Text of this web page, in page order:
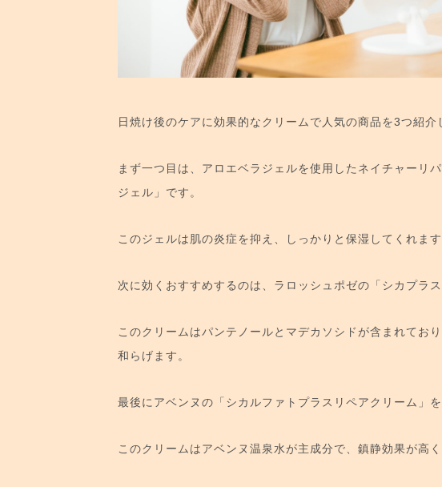
日焼け後のケアに効果的なクリームで人気の商品を3つ紹介
まず一つ目は、アロエベラジェルを使用したネイチャーリ
ジェル」です。
このジェルは肌の炎症を抑え、しっかりと保湿してくれます
次に効くおすすめするのは、ラロッシュポゼの「シカプラ
このクリームはパンテノールとマデカソシドが含まれてお
和らげます。
最後にアベンヌの「シカルファトプラスリペアクリーム」を
このクリームはアベンヌ温泉水が主成分で、鎮静効果が高